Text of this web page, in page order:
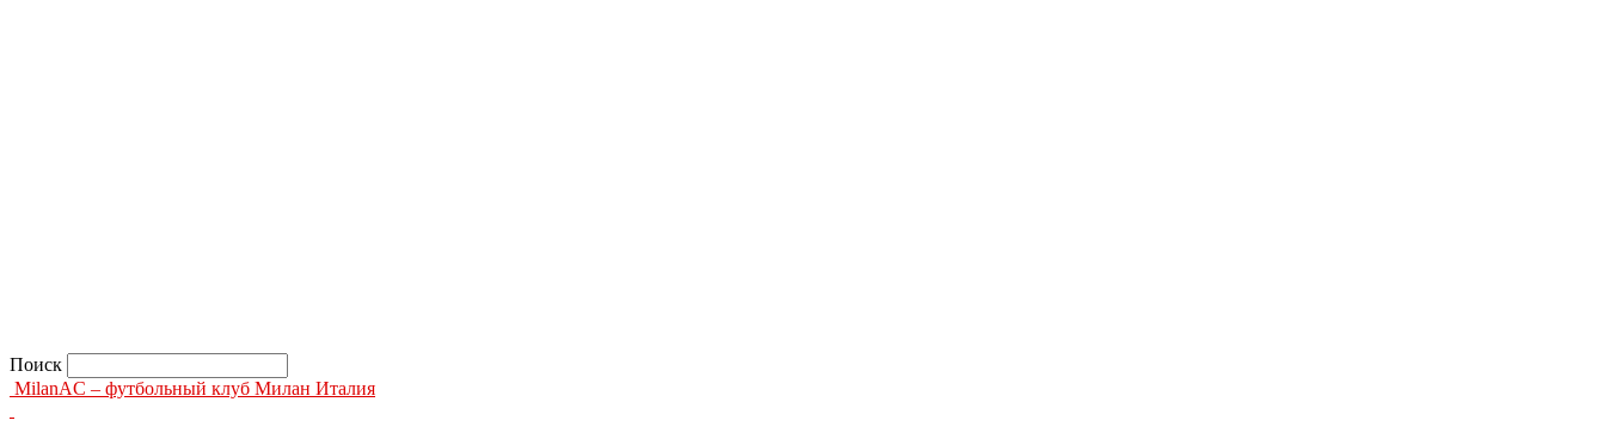
Поиск
MilanAC – футбольный клуб Милан Италия